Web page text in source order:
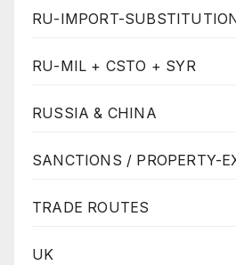
RU-IMPORT-
RU-MIL + CSTO + SYR
RUSSIA & CHINA
SANCTIONS / PROPERTY-
TRADE ROUTES
UK